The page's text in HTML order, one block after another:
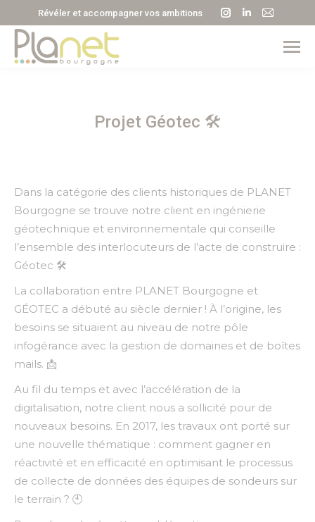
Révéler et accompagner vos ambitions
La
page
Instagram
La
page
LinkedIn
La
page
E-
Projet Géotec 🛠️
Dans la catégorie des clients historiques de PLANET
Bourgogne se trouve notre client en ingénierie
géotechnique et environnementale qui conseille
l’ensemble des interlocuteurs de l’acte de construire :
Géotec 🛠️
La collaboration entre PLANET Bourgogne et
GÉOTEC a débuté au siècle dernier ! À l’origine, les
besoins se situaient au niveau de notre pôle
infogérance avec la gestion de domaines et de boîtes
mails. 📩
Au fil du temps et avec l’accélération de la
digitalisation, notre client nous a sollicité pour de
nouveaux besoins. En 2017, les travaux ont porté sur
une nouvelle thématique : comment gagner en
réactivité et en efficacité en optimisant le processus
de collecte de données des équipes de sondeurs sur
le terrain ? 🕙